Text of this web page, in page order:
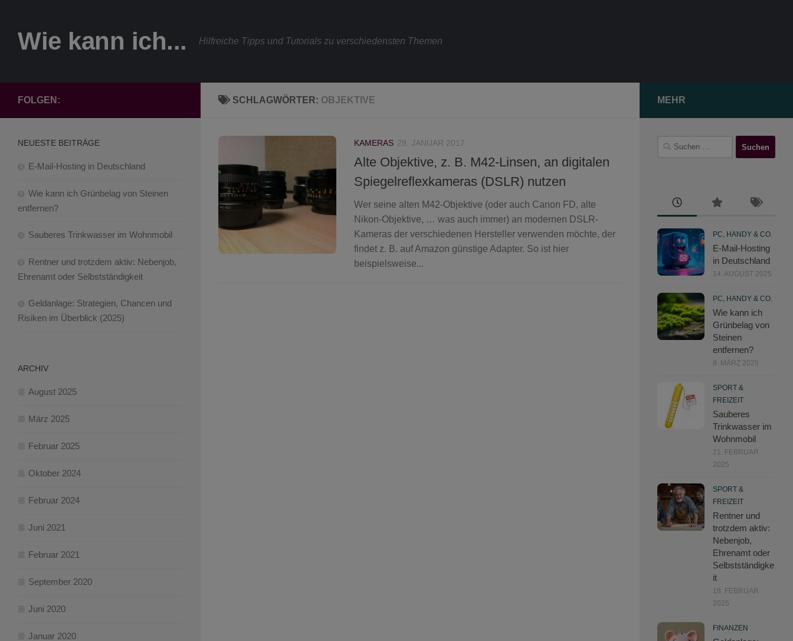
Wie kann ich... Hilfreiche Tipps und Tutorials zu verschiedensten Themen
SCHLAGWÖRTER: OBJEKTIVE
KAMERAS 29. JANUAR 2017
Alte Objektive, z. B. M42-Linsen, an digitalen
Spiegelreflexkameras (DSLR) nutzen
Wer seine alten M42-Objektive (oder auch Canon FD, alte
Nikon-Objektive, … was auch immer) an modernen DSLR-
Kameras der verschiedenen Hersteller verwenden möchte, der
findet z. B. auf Amazon günstige Adapter. So ist hier
beispielsweise...
FOLGEN:
NEUESTE BEITRÄGE
E-Mail-Hosting in Deutschland
Wie kann ich Grünbelag von Steinen
entfernen?
Sauberes Trinkwasser im Wohnmobil
Rentner und trotzdem aktiv: Nebenjob,
Ehrenamt oder Selbstständigkeit
Geldanlage: Strategien, Chancen und
Risiken im Überblick (2025)
ARCHIV
August 2025
März 2025
Februar 2025
Oktober 2024
Februar 2024
Juni 2021
Februar 2021
September 2020
Juni 2020
Januar 2020
MEHR
Suchen
PC, HANDY & CO.
E-Mail-Hosting
in Deutschland
14. AUGUST 2025
PC, HANDY & CO.
Wie kann ich
Grünbelag von
Steinen
entfernen?
8. MÄRZ 2025
SPORT &
FREIZEIT
Sauberes
Trinkwasser im
Wohnmobil
21. FEBRUAR
2025
SPORT &
FREIZEIT
Rentner und
trotzdem aktiv:
Nebenjob,
Ehrenamt oder
Selbstständigke
it
18. FEBRUAR
2025
FINANZEN